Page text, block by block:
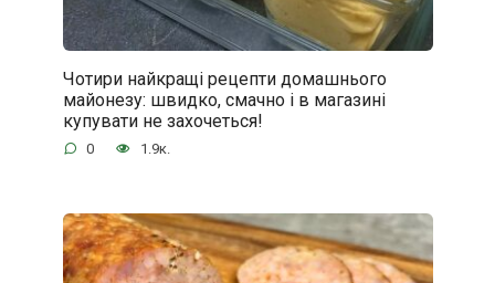
Чотири найкращі рецепти домашнього
майонезу: швидко, смачно і в магазині
купувати не захочеться!
0 1.9к.